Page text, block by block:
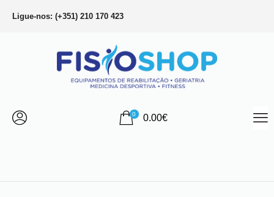
Ligue-nos: (+351) 210 170 423
0 0.00€